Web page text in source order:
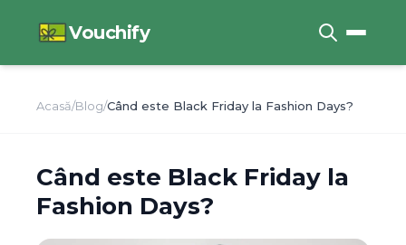
Vouchify
Acasă/Blog/Când este Black Friday la Fashion Days?
Când este Black Friday la
Fashion Days?